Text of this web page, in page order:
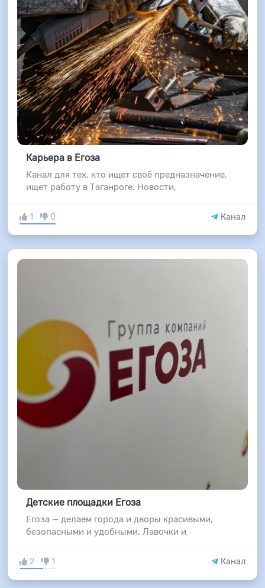
Карьера в Егоза
Канал для тех, кто ищет своё предназначение,
ищет работу в Таганроге. Новости,
1 0 Канал
Детские площадки Егоза
Егоза — делаем города и дворы красивыми,
безопасными и удобными. Лавочки и
2 1 Канал